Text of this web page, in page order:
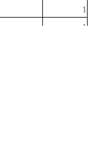
1
1